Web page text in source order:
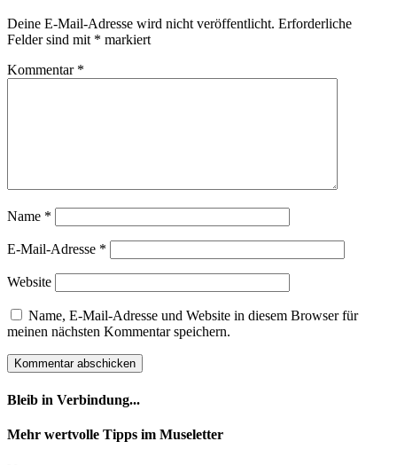
Deine E-Mail-Adresse wird nicht veröffentlicht. Erforderliche
Felder sind mit * markiert
Kommentar *
Name *
E-Mail-Adresse *
Website
Name, E-Mail-Adresse und Website in diesem Browser für
meinen nächsten Kommentar speichern.
Bleib in Verbindung...
Facebook
YouTube
Instagram
Mehr wertvolle Tipps im Museletter